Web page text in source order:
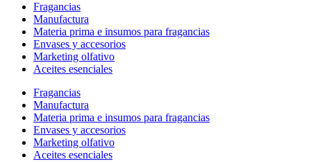
Fragancias
Manufactura
Materia prima e insumos para fragancias
Envases y accesorios
Marketing olfativo
Aceites esenciales
Fragancias
Manufactura
Materia prima e insumos para fragancias
Envases y accesorios
Marketing olfativo
Aceites esenciales